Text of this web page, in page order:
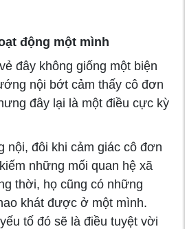
động một mình
đây không giống một biện
nội bớt cảm thấy cô đơn
đây lại là một điều cực kỳ
đôi khi cảm giác cô đơn
những mối quan hệ xã
thời, họ cũng có những
khát được ở một mình.
tố đó sẽ là điều tuyệt vời